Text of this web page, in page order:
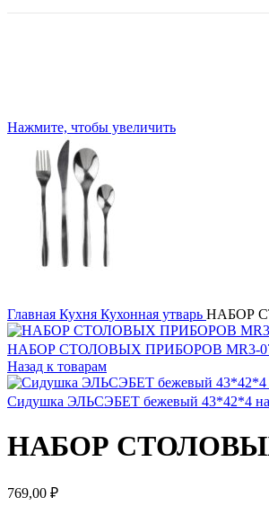
Нажмите, чтобы увеличить
Главная Кухня Кухонная утварь НАБОР
НАБОР СТОЛОВЫХ ПРИБОРОВ MR3-
Назад к товарам
Сидушка ЭЛЬСЭБЕТ бежевый 43*42*4 на
НАБОР
769,00 ₽